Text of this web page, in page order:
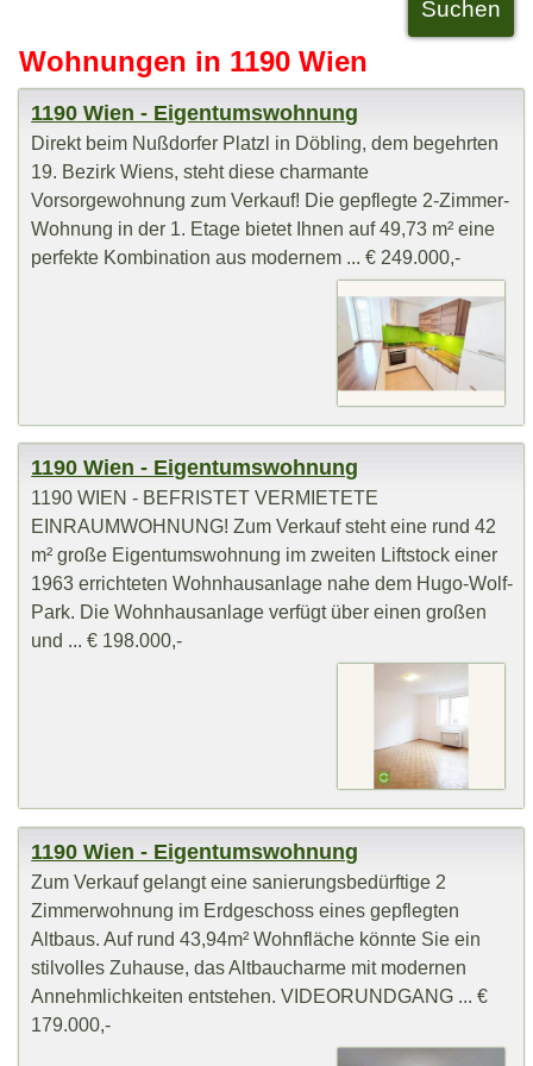
Wohnungen in 1190 Wien
1190 Wien - Eigentumswohnung
Direkt beim Nußdorfer Platzl in Döbling, dem begehrten
19. Bezirk Wiens, steht diese charmante
Vorsorgewohnung zum Verkauf! Die gepflegte 2-Zimmer-
Wohnung in der 1. Etage bietet Ihnen auf 49,73 m² eine
perfekte Kombination aus modernem ... € 249.000,-
1190 Wien - Eigentumswohnung
1190 WIEN - BEFRISTET VERMIETETE
EINRAUMWOHNUNG! Zum Verkauf steht eine rund 42
m² große Eigentumswohnung im zweiten Liftstock einer
1963 errichteten Wohnhausanlage nahe dem Hugo-Wolf-
Park. Die Wohnhausanlage verfügt über einen großen
und ... € 198.000,-
1190 Wien - Eigentumswohnung
Zum Verkauf gelangt eine sanierungsbedürftige 2
Zimmerwohnung im Erdgeschoss eines gepflegten
Altbaus. Auf rund 43,94m² Wohnfläche könnte Sie ein
stilvolles Zuhause, das Altbaucharme mit modernen
Annehmlichkeiten entstehen. VIDEORUNDGANG ... €
179.000,-